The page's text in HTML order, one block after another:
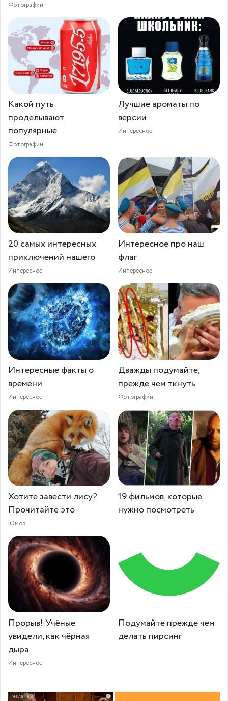
Фотографии
Какой путь
проделывают
популярные
Фотографии
Лучшие ароматы по
версии
Интересное
20 самых интересных
приключений нашего
Интересное
Интересное про наш
флаг
Интересное
Интересные факты о
времени
Интересное
Дважды подумайте,
прежде чем ткнуть
Фотографии
Хотите завести лису?
Прочитайте это
Юмор
19 фильмов, которые
нужно посмотреть
Прорыв! Учёные
увидели, как чёрная
дыра
Интересное
Подумайте прежде чем
делать пирсинг
i